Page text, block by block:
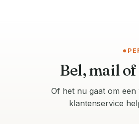
Bel, mail
Of het nu gaat om
klantenservice